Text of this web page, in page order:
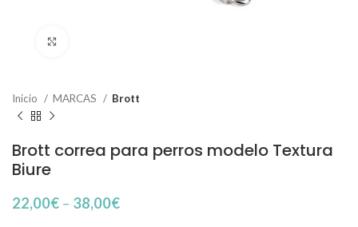
Inicio MARCAS Brott
Brott correa para perros modelo Textura
Biure
22,00€ – 38,00€